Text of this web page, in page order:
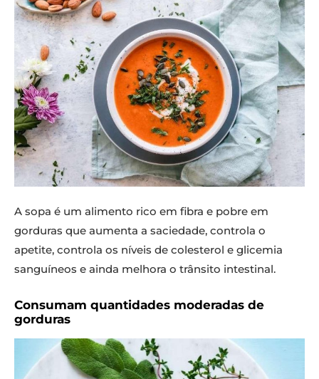
A sopa é um alimento rico em fibra e pobre em
gorduras que aumenta a saciedade, controla o
apetite, controla os níveis de colesterol e glicemia
sanguíneos e ainda melhora o trânsito intestinal.
Consumam quantidades moderadas de
gorduras